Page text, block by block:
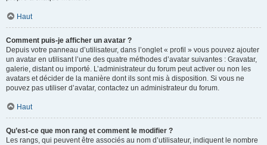
Haut
Comment puis-je afficher un avatar ?
Depuis votre panneau d’utilisateur, dans l’onglet « profil » vous pouvez ajouter
un avatar en utilisant l’une des quatre méthodes d’avatar suivantes : Gravatar,
galerie, distant ou importé. L’administrateur du forum peut activer ou non les
avatars et décider de la manière dont ils sont mis à disposition. Si vous ne
pouvez pas utiliser d’avatar, contactez un administrateur du forum.
Haut
Qu’est-ce que mon rang et comment le modifier ?
Les rangs, qui peuvent être associés au nom d’utilisateur, indiquent le nombre